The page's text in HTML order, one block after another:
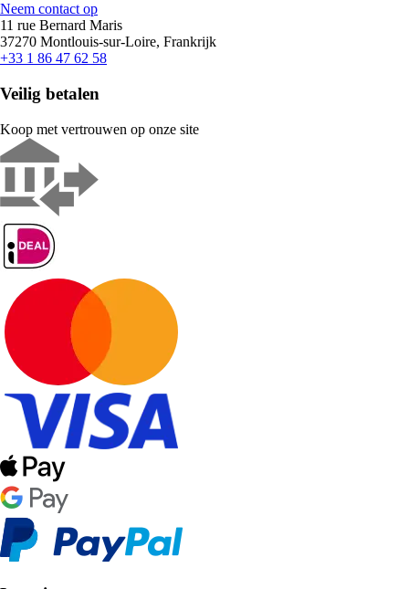
Neem contact op
11 rue Bernard Maris
37270 Montlouis-sur-Loire, Frankrijk
+33 1 86 47 62 58
Veilig betalen
Koop met vertrouwen op onze site